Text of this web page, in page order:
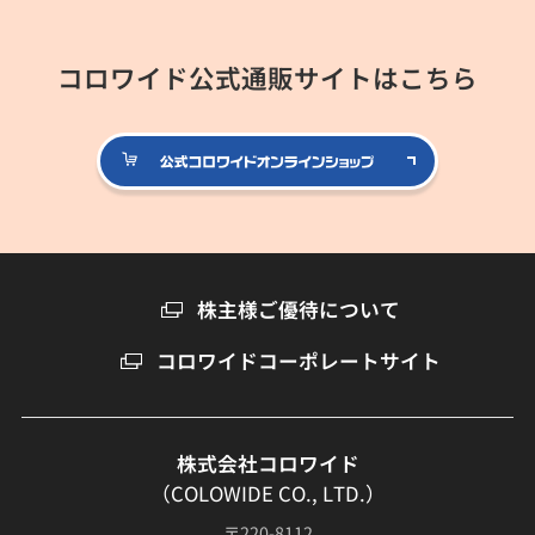
コロワイド公式通販サイトはこちら
公式コロ
株主様ご優待について
コロワイドコーポレートサイト
株式会社コロワイド
（COLOWIDE CO., LTD.）